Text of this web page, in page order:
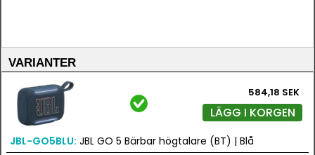
VARIANTER
584,18 SEK
LÄGG I KORGEN
JBL-GO5BLU: JBL GO 5 Bärbar högtalare (BT) | Blå